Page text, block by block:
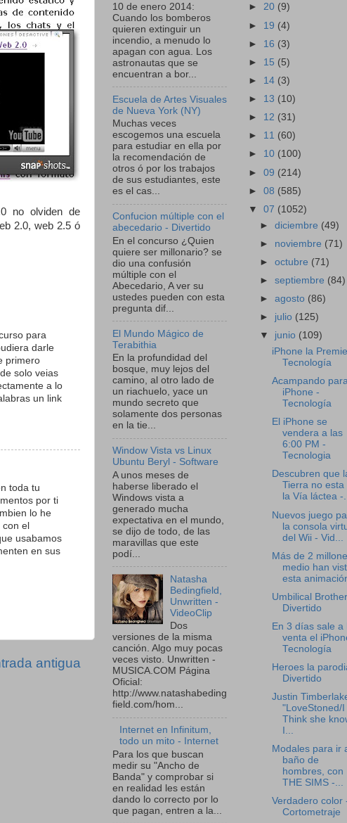
no olviden de
2.0, web 2.5 ó
para
darle
primero
solo veias
a lo
un link
toda tu
por ti
lo he
el
usabamos
en sus
antigua
10 de enero 2014:
Cuando los bomberos
quieren extinguir un
incendio, a menudo lo
apagan con agua. Los
astronautas que se
encuentran a bor...
Escuela de Artes Visuales
de Nueva York (NY)
Muchas veces
escogemos una escuela
para estudiar en ella por
la recomendación de
otros ó por los trabajos
de sus estudiantes, este
es el cas...
Confucion múltiple con el
abecedario - Divertido
En el concurso ¿Quien
quiere ser millonario? se
dio una confusión
múltiple con el
Abecedario, A ver su
ustedes pueden con esta
pregunta dif...
El Mundo Mágico de
Terabithia
En la profundidad del
bosque, muy lejos del
camino, al otro lado de
un riachuelo, yace un
mundo secreto que
solamente dos personas
en la tie...
Window Vista vs Linux
Ubuntu Beryl - Software
A unos meses de
haberse liberado el
Windows vista a
generado mucha
expectativa en el mundo,
se dijo de todo, de las
maravillas que este
podí...
Natasha
Bedingfield,
Unwritten -
VideoClip
Dos
versiones de la misma
canción. Algo muy pocas
veces visto. Unwritten -
MUSICA.COM Página
Oficial:
http://www.natashabeding
field.com/hom...
Internet en Infinitum,
todo un mito - Internet
Para los que buscan
medir su "Ancho de
Banda" y comprobar si
en realidad les están
dando lo correcto por lo
que pagan, entren a la...
► 20 (9)
► 19 (4)
► 16 (3)
► 15 (5)
► 14 (3)
► 13 (10)
► 12 (31)
► 11 (60)
► 10 (100)
► 09 (214)
► 08 (585)
▼ 07 (1052)
►diciembre (49)
► noviembre (71)
►octubre (71)
►septiembre (84)
►agosto (86)
► julio (125)
▼ junio (109)
iPhone la
Tecnología
Acampando
iPhone -
Tecnología
El iPhone se
vendera a las
6:00 PM -
Tecnologia
Descubren que
Tierra no esta
la Vía láctea -
Nuevos juego
la consola
del Wii - Vid...
Más de 2
medio han
esta
Umbilical
Divertido
En 3 días sale a
venta el
Tecnología
Heroes la
Divertido
Justin
"LoveStoned/I
Think she
I...
Modales para ir
baño de
hombres, con
THE SIMS -...
Verdadero color
Cortometraje